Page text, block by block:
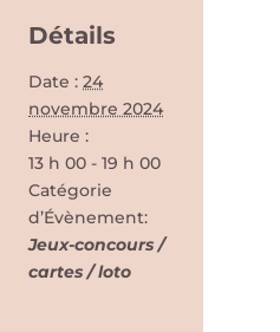
Détails
Date : 24
novembre 2024
Heure :
13 h 00 - 19 h 00
Catégorie
d’Évènement:
Jeux-concours /
cartes / loto